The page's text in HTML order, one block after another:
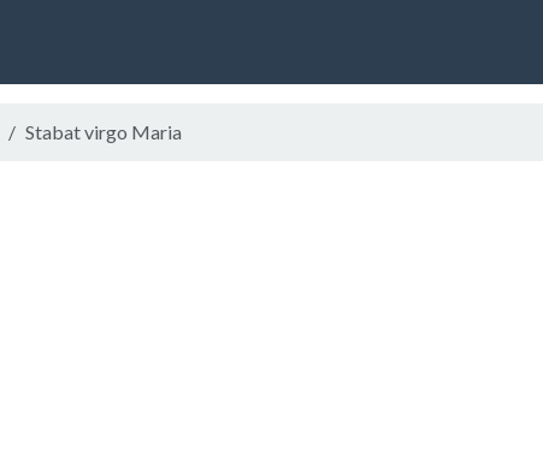
Stabat virgo Maria